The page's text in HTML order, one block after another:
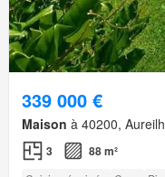
339 000 €
Maison à 40200,
3 88 m²